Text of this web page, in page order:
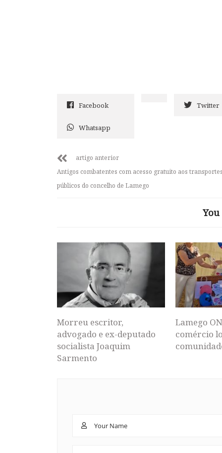
Facebook Twitter
Whatsapp
artigo anterior
Antigos combatentes com acesso gratuito aos
públicos do concelho de Lamego
Morreu escritor,
advogado e ex-deputado
socialista Joaquim
Sarmento
Lamego
comércio